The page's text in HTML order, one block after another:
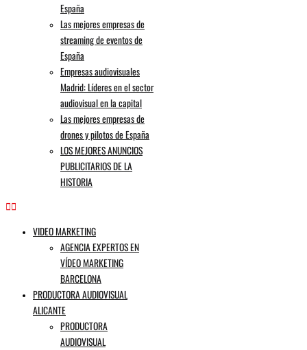
España
Las mejores empresas de
streaming de eventos de
España
Empresas audiovisuales
Madrid: Líderes en el sector
audiovisual en la capital
Las mejores empresas de
drones y pilotos de España
LOS MEJORES ANUNCIOS
PUBLICITARIOS DE LA
HISTORIA
VIDEO MARKETING
AGENCIA EXPERTOS EN
VÍDEO MARKETING
BARCELONA
PRODUCTORA AUDIOVISUAL
ALICANTE
PRODUCTORA
AUDIOVISUAL